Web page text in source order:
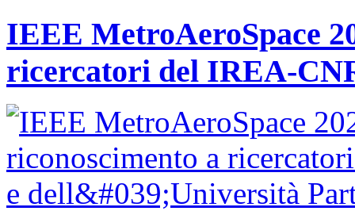
IEEE MetroAeroSpace
ricercatori del IREA-